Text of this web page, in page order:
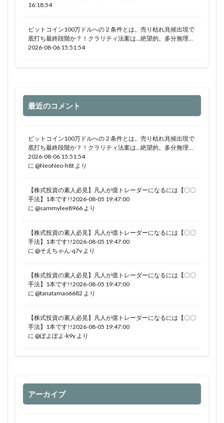
16:18:54
ビットコイン100万ドルへの２条件とは。売り枯れ兆候出現で
底打ち最終段階か？！クラリティ法案は…絶望的。多分無理…
2026-08-06 15:51:54
最近のコメント
ビットコイン100万ドルへの２条件とは。売り枯れ兆候出現で
底打ち最終段階か？！クラリティ法案は…絶望的。多分無理…
2026-08-06 15:51:54
に @NeoNeo-h8t より
【株式投資の素人必見】凡人が億トレーダーになるには【〇〇
手法】1本です!!2026-08-05 19:47:00
に @sammylee8966 より
【株式投資の素人必見】凡人が億トレーダーになるには【〇〇
手法】1本です!!2026-08-05 19:47:00
に @そえちゃん-q7v より
【株式投資の素人必見】凡人が億トレーダーになるには【〇〇
手法】1本です!!2026-08-05 19:47:00
に @tanatamao6682 より
【株式投資の素人必見】凡人が億トレーダーになるには【〇〇
手法】1本です!!2026-08-05 19:47:00
に @ぽよぽよ-k9y より
アーカイブ